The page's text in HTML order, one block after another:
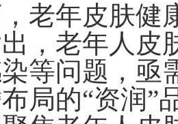
年皮肤健
，老年人皮
等问题，亟
局的“资润”